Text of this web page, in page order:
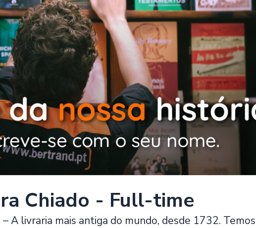
Chiado - Full-time
A livraria mais antiga do mundo, desde 1732.